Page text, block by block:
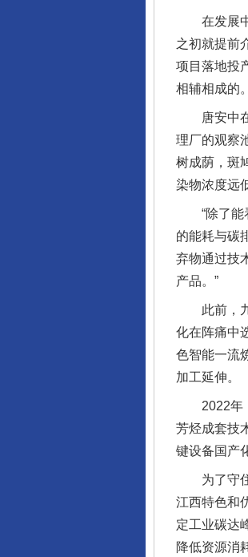
在发展中
之初就提前
项目落地投
相辅相成的
唐安中在
理厂的观察
树成荫，斑
染物浓度远
“除了能看
的能耗与碳
弃物通过技
产品。”
此前，九
化在阵痛中
色智能一流
加工延伸。
2022年，
芳烃成套技
键设备国产
为了守住
江西特色和
定工业碳达
降低资源消
完善